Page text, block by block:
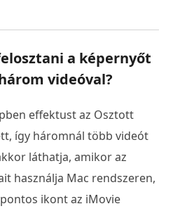
a képernyőt
videóval?
effektust az Osztott
így háromnál több videót
láthatja, amikor az
használja Mac rendszeren,
ikont az iMovie